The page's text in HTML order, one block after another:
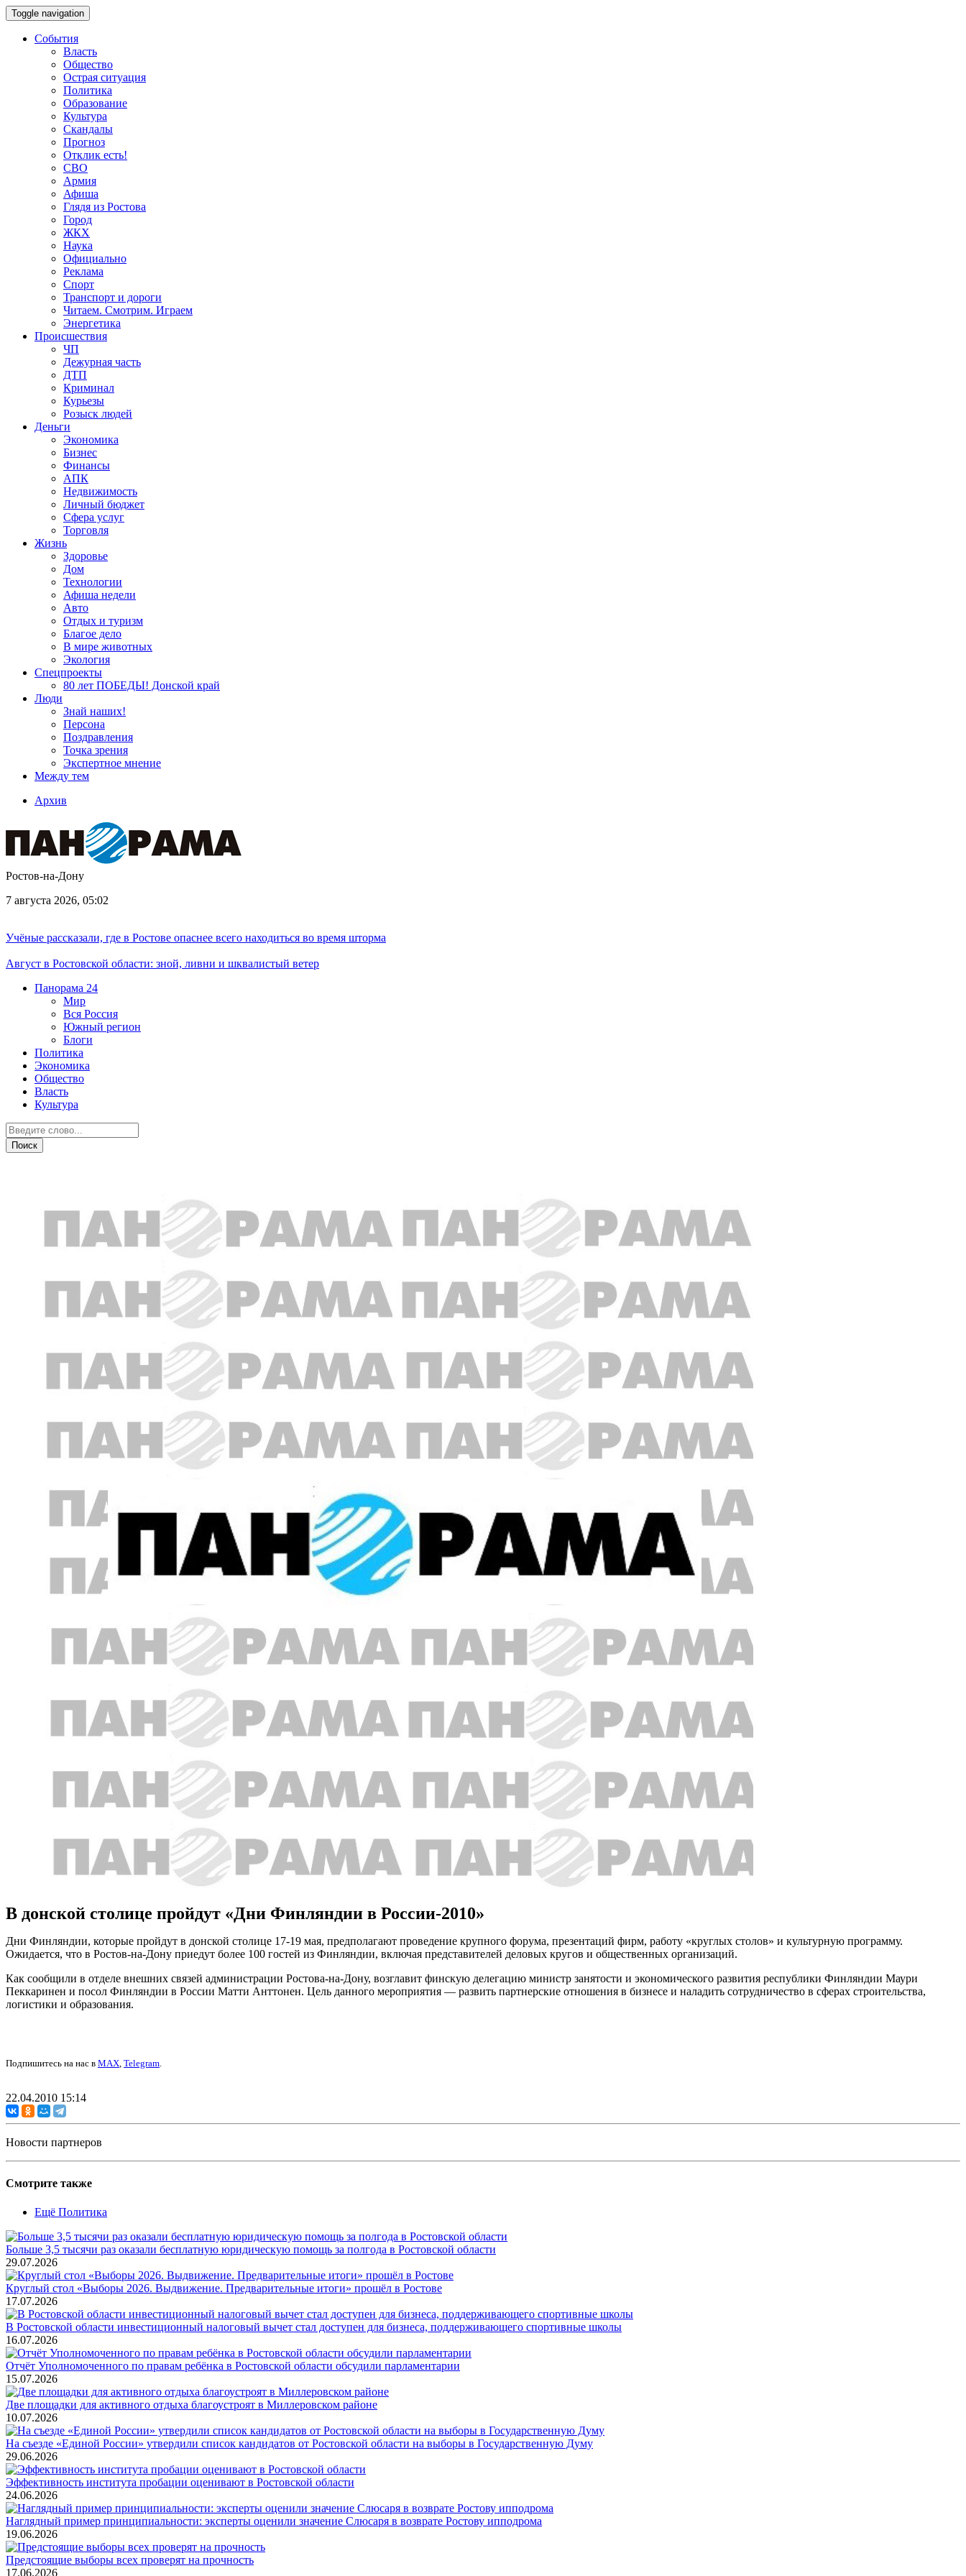
Toggle navigation
События
Власть
Общество
Острая ситуация
Политика
Образование
Культура
Скандалы
Прогноз
Отклик есть!
СВО
Армия
Афиша
Глядя из Ростова
Город
ЖКХ
Наука
Официально
Реклама
Спорт
Транспорт и дороги
Читаем. Смотрим. Играем
Энергетика
Происшествия
ЧП
Дежурная часть
ДТП
Криминал
Курьезы
Розыск людей
Деньги
Экономика
Бизнес
Финансы
АПК
Недвижимость
Личный бюджет
Сфера услуг
Торговля
Жизнь
Здоровье
Дом
Технологии
Афиша недели
Авто
Отдых и туризм
Благое дело
В мире животных
Экология
Спецпроекты
80 лет ПОБЕДЫ! Донской край
Люди
Знай наших!
Персона
Поздравления
Точка зрения
Экспертное мнение
Между тем
Архив
Ростов-на-Дону
7 августа 2026, 05:02
Учёные рассказали, где в Ростове опаснее всего находиться во время шторма
Август в Ростовской области: зной, ливни и шквалистый ветер
Панорама 24
Мир
Вся Россия
Южный регион
Блоги
Политика
Экономика
Общество
Власть
Культура
В донской столице пройдут «Дни Финляндии в России-2010»
Дни Финляндии, которые пройдут в донской столице 17-19 мая, предполагают проведение крупного форума, презентаций фирм, работу «круглых столов» и культурную программу.
Ожидается, что в Ростов-на-Дону приедут более 100 гостей из Финляндии, включая представителей деловых кругов и общественных организаций.
Как сообщили в отделе внешних связей администрации Ростова-на-Дону, возглавит финскую делегацию министр занятости и экономического развития республики Финляндии Маури
Пеккаринен и посол Финляндии в России Матти Анттонен. Цель данного мероприятия — развить партнерские отношения в бизнесе и наладить сотрудничество в сферах строительства,
логистики и образования.
Подпишитесь на нас в MAX, Telegram.
22.04.2010 15:14
Новости партнеров
Смотрите также
Ещё Политика
Больше 3,5 тысячи раз оказали бесплатную юридическую помощь за полгода в Ростовской области
29.07.2026
Круглый стол «Выборы 2026. Выдвижение. Предварительные итоги» прошёл в Ростове
17.07.2026
В Ростовской области инвестиционный налоговый вычет стал доступен для бизнеса, поддерживающего спортивные школы
16.07.2026
Отчёт Уполномоченного по правам ребёнка в Ростовской области обсудили парламентарии
15.07.2026
Две площадки для активного отдыха благоустроят в Миллеровском районе
10.07.2026
На съезде «Единой России» утвердили список кандидатов от Ростовской области на выборы в Государственную Думу
29.06.2026
Эффективность института пробации оценивают в Ростовской области
24.06.2026
Наглядный пример принципиальности: эксперты оценили значение Слюсаря в возврате Ростову ипподрома
19.06.2026
Предстоящие выборы всех проверят на прочность
17.06.2026